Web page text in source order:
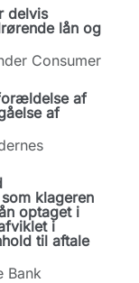
delvis
lån og
Consumer
af
af
klageren
optaget i
i
til aftale
Bank